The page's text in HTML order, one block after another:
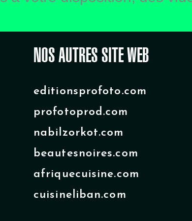
NOS AUTRES SITE WEB
editionsprofoto.com
profotoprod.com
nabilzorkot.com
beautesnoires.com
afriquecuisine.com
cuisineliban.com